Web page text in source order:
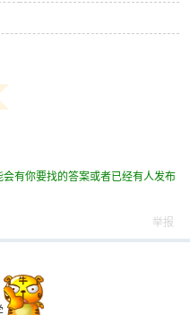
有你要找的答案或者已经有人发布
举报